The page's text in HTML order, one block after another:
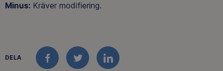
Minus: Kräver modifiering.
DELA
FACEBOOKTWITTERLINKEDIN